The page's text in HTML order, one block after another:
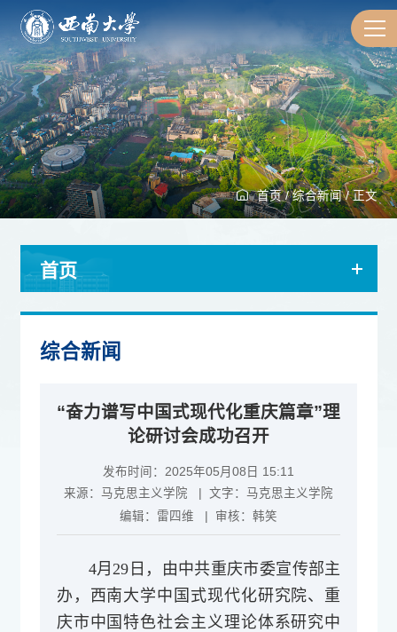
首页/综合新闻/正文
首页
综合新闻
“奋力谱写中国式现代化重庆篇章”理
论研讨会成功召开
发布时间：2025年05月08日 15:11
来源： 马克思主义学院 | 文字： 马克思主义学院
编辑： 雷四维 | 审核： 韩笑
4月29日，由中共重庆市委宣传部主
办，西南大学中国式现代化研究院、重
庆市中国特色社会主义理论体系研究中